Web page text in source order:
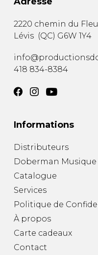
2220 chemin du
Lévis (QC) G6W 1Y4
418 834-8384
Informations
Distributeurs
Doberman Musique
Catalogue
Services
Politique de
À propos
Carte cadeaux
Contact